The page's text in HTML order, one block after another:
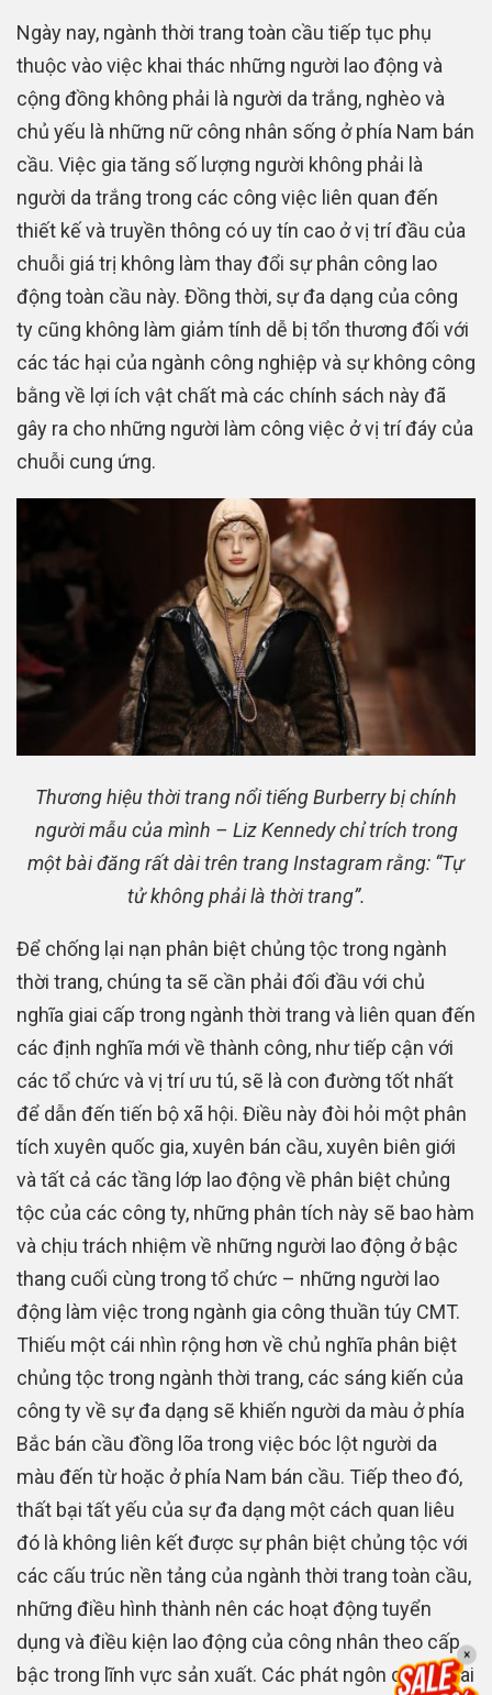
Ngày nay, ngành thời trang toàn cầu tiếp tục phụ
thuộc vào việc khai thác những người lao động và
cộng đồng không phải là người da trắng, nghèo và
chủ yếu là những nữ công nhân sống ở phía Nam bán
cầu. Việc gia tăng số lượng người không phải là
người da trắng trong các công việc liên quan đến
thiết kế và truyền thông có uy tín cao ở vị trí đầu của
chuỗi giá trị không làm thay đổi sự phân công lao
động toàn cầu này. Đồng thời, sự đa dạng của công
ty cũng không làm giảm tính dễ bị tổn thương đối với
các tác hại của ngành công nghiệp và sự không công
bằng về lợi ích vật chất mà các chính sách này đã
gây ra cho những người làm công việc ở vị trí đáy của
chuỗi cung ứng.
Thương hiệu thời trang nổi tiếng Burberry bị chính
người mẫu của mình – Liz Kennedy chỉ trích trong
một bài đăng rất dài trên trang Instagram rằng: “Tự
tử không phải là thời trang”.
Để chống lại nạn phân biệt chủng tộc trong ngành
thời trang, chúng ta sẽ cần phải đối đầu với chủ
nghĩa giai cấp trong ngành thời trang và liên quan đến
các định nghĩa mới về thành công, như tiếp cận với
các tổ chức và vị trí ưu tú, sẽ là con đường tốt nhất
để dẫn đến tiến bộ xã hội. Điều này đòi hỏi một phân
tích xuyên quốc gia, xuyên bán cầu, xuyên biên giới
và tất cả các tầng lớp lao động về phân biệt chủng
tộc của các công ty, những phân tích này sẽ bao hàm
và chịu trách nhiệm về những người lao động ở bậc
thang cuối cùng trong tổ chức – những người lao
động làm việc trong ngành gia công thuần túy CMT.
Thiếu một cái nhìn rộng hơn về chủ nghĩa phân biệt
chủng tộc trong ngành thời trang, các sáng kiến của
công ty về sự đa dạng sẽ khiến người da màu ở phía
Bắc bán cầu đồng lõa trong việc bóc lột người da
màu đến từ hoặc ở phía Nam bán cầu. Tiếp theo đó,
thất bại tất yếu của sự đa dạng một cách quan liêu
đó là không liên kết được sự phân biệt chủng tộc với
các cấu trúc nền tảng của ngành thời trang toàn cầu,
những điều hình thành nên các hoạt động tuyển
dụng và điều kiện lao động của công nhân theo cấp
bậc trong lĩnh vực sản xuất. Các phát ngôn công khai
×